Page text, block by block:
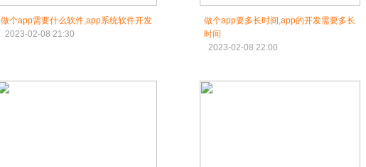
做个app需要什么软件,app系统软件开发
2023-02-08 21:30
做个app要多长时间,app的开发需要多长
时间
2023-02-08 22:00